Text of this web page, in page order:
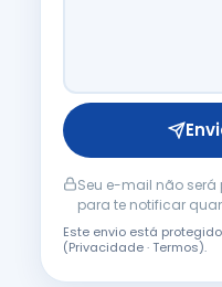
Seu e-mail não
para te notificar
Este envio está
(Privacidade·Termos).